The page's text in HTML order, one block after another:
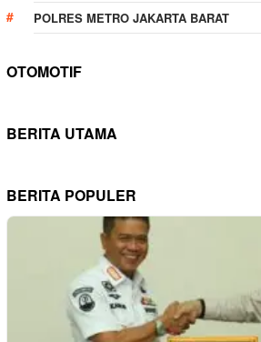
POLRES METRO JAKARTA BARAT
OTOMOTIF
BERITA UTAMA
BERITA POPULER